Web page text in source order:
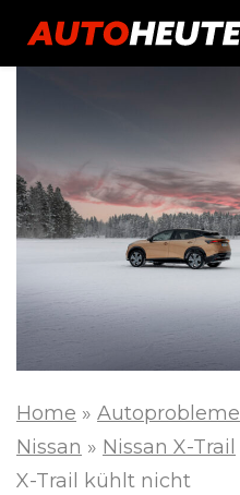
Home » Autoprobleme
Nissan » Nissan X-Trail
X-Trail kühlt nicht